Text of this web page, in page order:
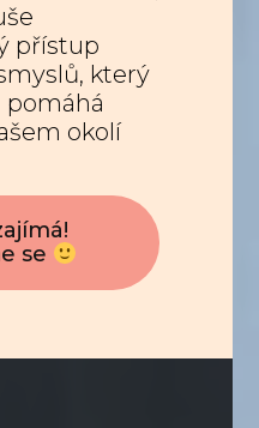
přístup
který
pomáhá
okolí
se